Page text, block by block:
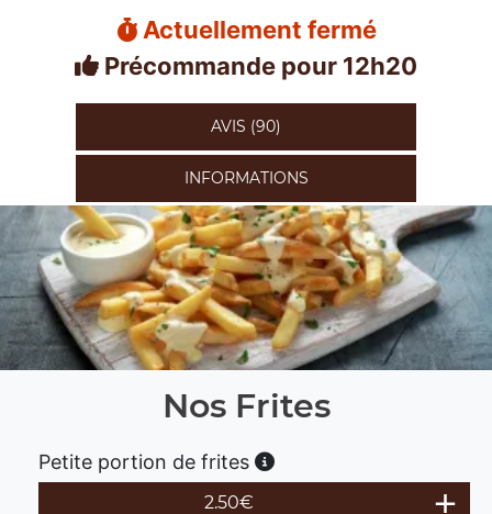
Actuellement fermé
Précommande pour 12h20
AVIS (90)
INFORMATIONS
Nos Frites
Petite portion de frites
2.50€